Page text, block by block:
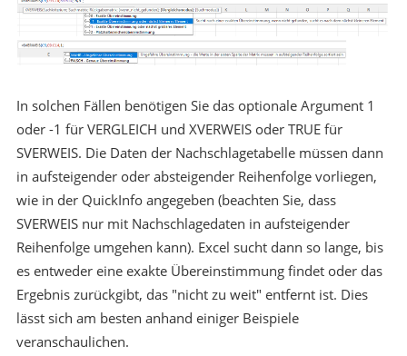
In solchen Fällen benötigen Sie das optionale Argument 1
oder -1 für VERGLEICH und XVERWEIS oder TRUE für
SVERWEIS. Die Daten der Nachschlagetabelle müssen dann
in aufsteigender oder absteigender Reihenfolge vorliegen,
wie in der QuickInfo angegeben (beachten Sie, dass
SVERWEIS nur mit Nachschlagedaten in aufsteigender
Reihenfolge umgehen kann). Excel sucht dann so lange, bis
es entweder eine exakte Übereinstimmung findet oder das
Ergebnis zurückgibt, das "nicht zu weit" entfernt ist. Dies
lässt sich am besten anhand einiger Beispiele
veranschaulichen.